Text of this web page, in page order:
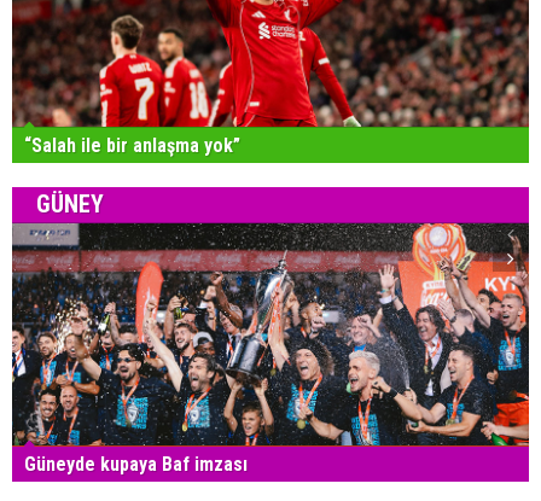
“Salah ile bir anlaşma yok”
GÜNEY
Güneyde kupaya Baf imzası